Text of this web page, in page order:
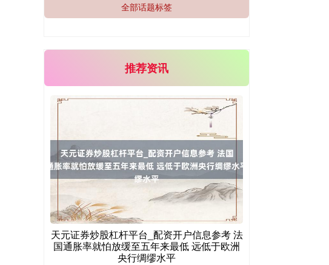
+47.56 +1.35%
基金指数 7242.10 +12.30 +0.17%
全部话题标签
推荐资讯
天元证券炒股杠杆平台_配资开户信息参考 法
国通胀率就怕放缓至五年来最低 远低于欧洲
央行绸缪水平